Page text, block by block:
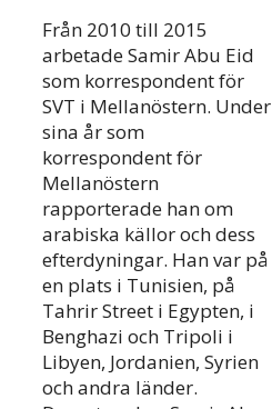
Från 2010 till 2015
arbetade Samir Abu Eid
som korrespondent för
SVT i Mellanöstern. Under
sina år som
korrespondent för
Mellanöstern
rapporterade han om
arabiska källor och dess
efterdyningar. Han var på
en plats i Tunisien, på
Tahrir Street i Egypten, i
Benghazi och Tripoli i
Libyen, Jordanien, Syrien
och andra länder.